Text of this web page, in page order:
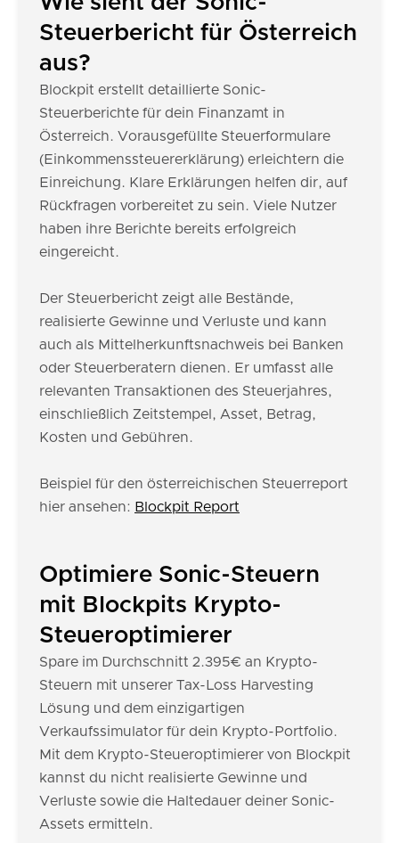
Steuerbericht für Österreich
aus?
Blockpit erstellt detaillierte Sonic-
Steuerberichte für dein Finanzamt in
Österreich. Vorausgefüllte Steuerformulare
(Einkommenssteuererklärung) erleichtern die
Einreichung. Klare Erklärungen helfen dir, auf
Rückfragen vorbereitet zu sein. Viele Nutzer
haben ihre Berichte bereits erfolgreich
eingereicht.
Der Steuerbericht zeigt alle Bestände,
realisierte Gewinne und Verluste und kann
auch als Mittelherkunftsnachweis bei Banken
oder Steuerberatern dienen. Er umfasst alle
relevanten Transaktionen des Steuerjahres,
einschließlich Zeitstempel, Asset, Betrag,
Kosten und Gebühren.
Beispiel für den österreichischen Steuerreport
hier ansehen: Blockpit Report
Optimiere Sonic-Steuern
mit Blockpits Krypto-
Steueroptimierer
Spare im Durchschnitt 2.395€ an Krypto-
Steuern mit unserer Tax-Loss Harvesting
Lösung und dem einzigartigen
Verkaufssimulator für dein Krypto-Portfolio.
Mit dem Krypto-Steueroptimierer von Blockpit
kannst du nicht realisierte Gewinne und
Verluste sowie die Haltedauer deiner Sonic-
Assets ermitteln.